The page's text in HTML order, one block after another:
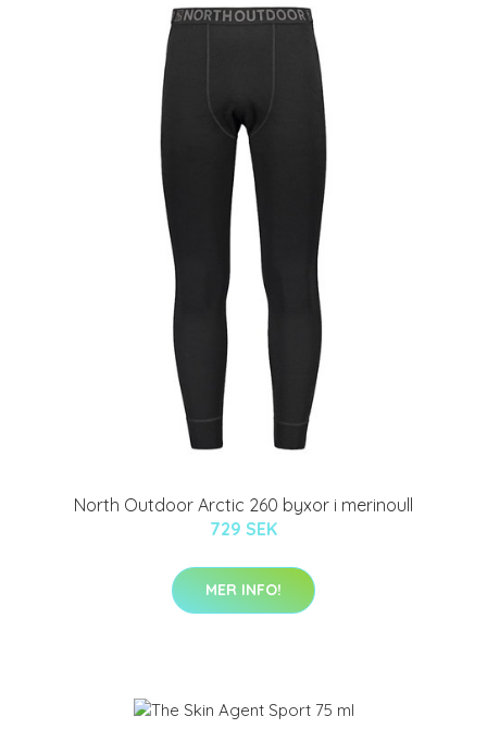
North Outdoor Arctic 260 byxor i merinoull
729 SEK
MER INFO!